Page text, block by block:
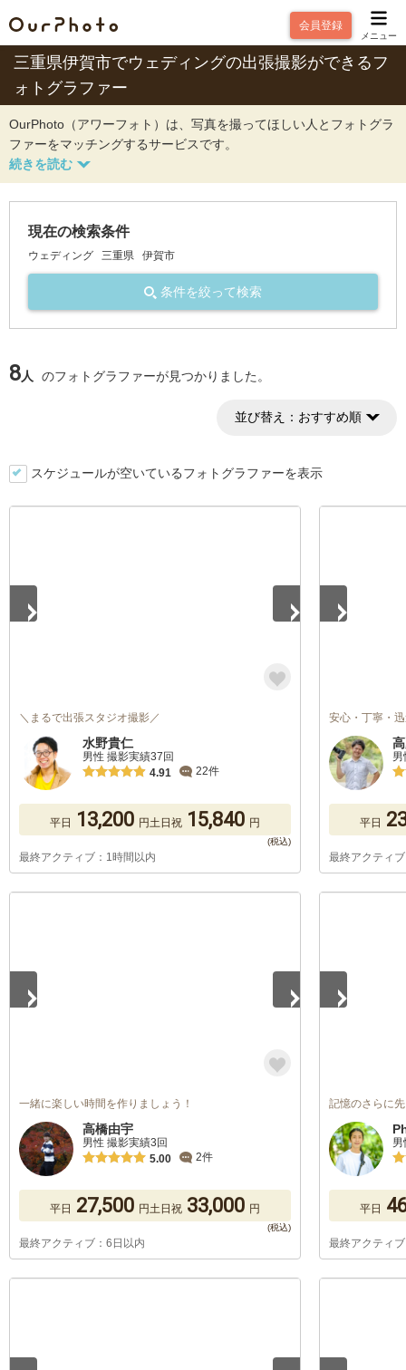
会員登録
メニュー
三重県伊賀市でウェディングの出張撮影ができるフ
ォトグラファー
OurPhoto（アワーフォト）は、写真を撮ってほしい人とフォトグラ
ファーをマッチングするサービスです。
現在の検索条件
ウェディング 三重県 伊賀市
条件を絞って検索
8人 のフォトグラファーが見つかりました。
並び替え： おすすめ順
スケジュールが空いているフォトグラファーを表示
＼まるで出張スタジオ撮影／
水野貴仁
男性 撮影実績37回
4.91
22件
平日 13,200 円土日祝 15,840 円
最終アクティブ：1時間以内
安心・丁寧・
平日
最終アクティ
一緒に楽しい時間を作りましょう！
高橋由宇
男性 撮影実績3回
5.00
2件
平日 27,500 円土日祝 33,000 円
最終アクティブ：6日以内
記憶のさらに
平日
最終アクティ